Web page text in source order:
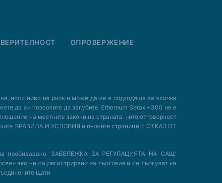
ОПРОВЕРЖЕНИЕ
ниво на риск и може да не е подходяща за всички
да си позволите да загубите. Ethereum Serax +300 не е
на местните закони на страната, нито отговорност
ПРАВИЛА И УСЛОВИЯ и пълните страници с ОТКАЗ ОТ
на пребиваване. ЗАБЕЛЕЖКА ЗА РЕГУЛАЦИЯТА НА САЩ:
ако не са регистрирани за търговия и се търгуват на
щати